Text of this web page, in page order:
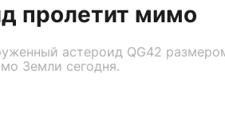
пролетит мимо
астероид QG42
Земли сегодня.